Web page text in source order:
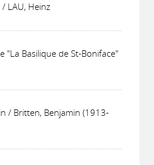
LAU, Heinz
"La Basilique de St-Boniface"
/ Britten, Benjamin (1913-